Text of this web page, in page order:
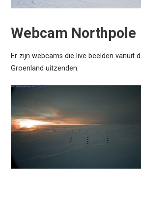
Webcam Northpole
Er zijn webcams die live beelden vanuit
Groenland uitzenden.